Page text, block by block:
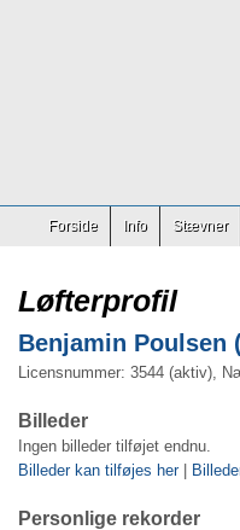
Forside Info Stævner
Løfterprofil
Benjamin Poulsen
Licensnummer: 3544 (aktiv),
Billeder
Ingen billeder tilføjet endnu.
Billeder kan tilføjes her|
Personlige rekorder